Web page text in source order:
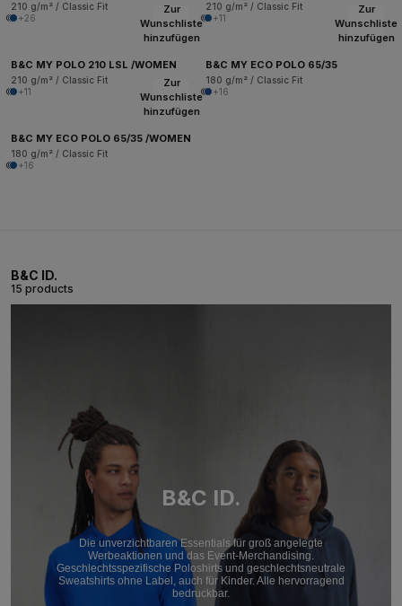
210 g/m² / Classic Fit
+26
210 g/m² / Classic Fit
+11
Zur
Wunschliste
hinzufügen
B&C MY POLO 210 LSL /WOMEN
210 g/m² / Classic Fit
+11
Zur
Wunschliste
hinzufügen
B&C MY ECO POLO 65/35
180 g/m² / Classic Fit
+16
Zur
Wunschliste
hinzufügen
B&C MY ECO POLO 65/35 /WOMEN
180 g/m² / Classic Fit
+16
B&C ID.
15 products
B&C ID.
Die unverzichtbaren Essentials für groß angelegte
Werbeaktionen und das Event-Merchandising.
Geschlechtsspezifische Poloshirts und geschlechtsneutrale
Sweatshirts ohne Label, auch für Kinder. Alle hervorragend
bedruckbar.